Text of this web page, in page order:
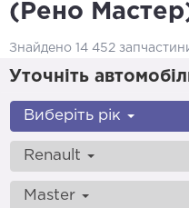
(Рено
Знайдено 14 452
Уточніть
Виберіть рік
Renault
Master